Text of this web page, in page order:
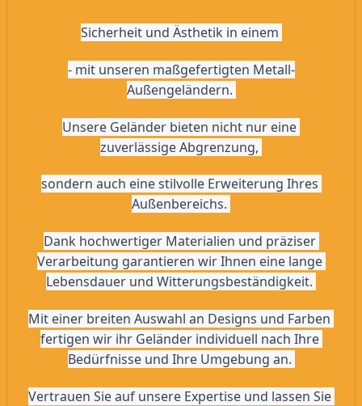
Sicherheit und Ästhetik in einem
- mit unseren maßgefertigten Metall-
Außengeländern.
Unsere Geländer bieten nicht nur eine
zuverlässige Abgrenzung,
sondern auch eine stilvolle Erweiterung Ihres
Außenbereichs.
Dank hochwertiger Materialien und präziser
Verarbeitung garantieren wir Ihnen eine lange
Lebensdauer und Witterungsbeständigkeit.
Mit einer breiten Auswahl an Designs und Farben
fertigen wir ihr Geländer individuell nach Ihre
Bedürfnisse und Ihre Umgebung an.
Vertrauen Sie auf unsere Expertise und lassen Sie